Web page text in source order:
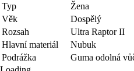
Typ
Žena
Věk
Dospělý
Rozsah
Ultra Raptor II
Hlavní materiál
Nubuk
Podrážka
Guma odolná